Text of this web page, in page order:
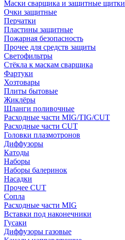
Маски сварщика и защитные щитки
Очки защитные
Перчатки
Пластины защитные
Пожарная безопасность
Прочее для средств защиты
Светофильтры
Стёкла к маскам сварщика
Фартуки
Хозтовары
Плиты бытовые
Жиклёры
Шланги поливочные
Расходные части MIG/TIG/CUT
Расходные части CUT
Головки плазмотронов
Диффузоры
Катоды
Наборы
Наборы балеринок
Насадки
Прочее CUT
Сопла
Расходные части MIG
Вставки под наконечники
Гусаки
Диффузоры газовые